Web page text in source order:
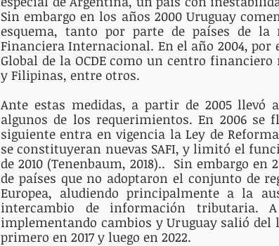
Sin embargo en los años 2000 Uruguay
esquema, tanto por parte de países de la
Financiera Internacional. En el año 2004,
Global de la OCDE como un centro
y Filipinas, entre otros.
Ante estas medidas, a partir de 2005 llevó
algunos de los requerimientos. En 2006
siguiente entra en vigencia la Ley de
se constituyeran nuevas SAFI, y limitó el
de 2010 (Tenenbaum, 2018)..  Sin embargo
de países que no adoptaron el conjunto de
Europea, aludiendo principalmente a la
intercambio de información tributaria.
implementando cambios y Uruguay salió del
primero en 2017 y luego en 2022.